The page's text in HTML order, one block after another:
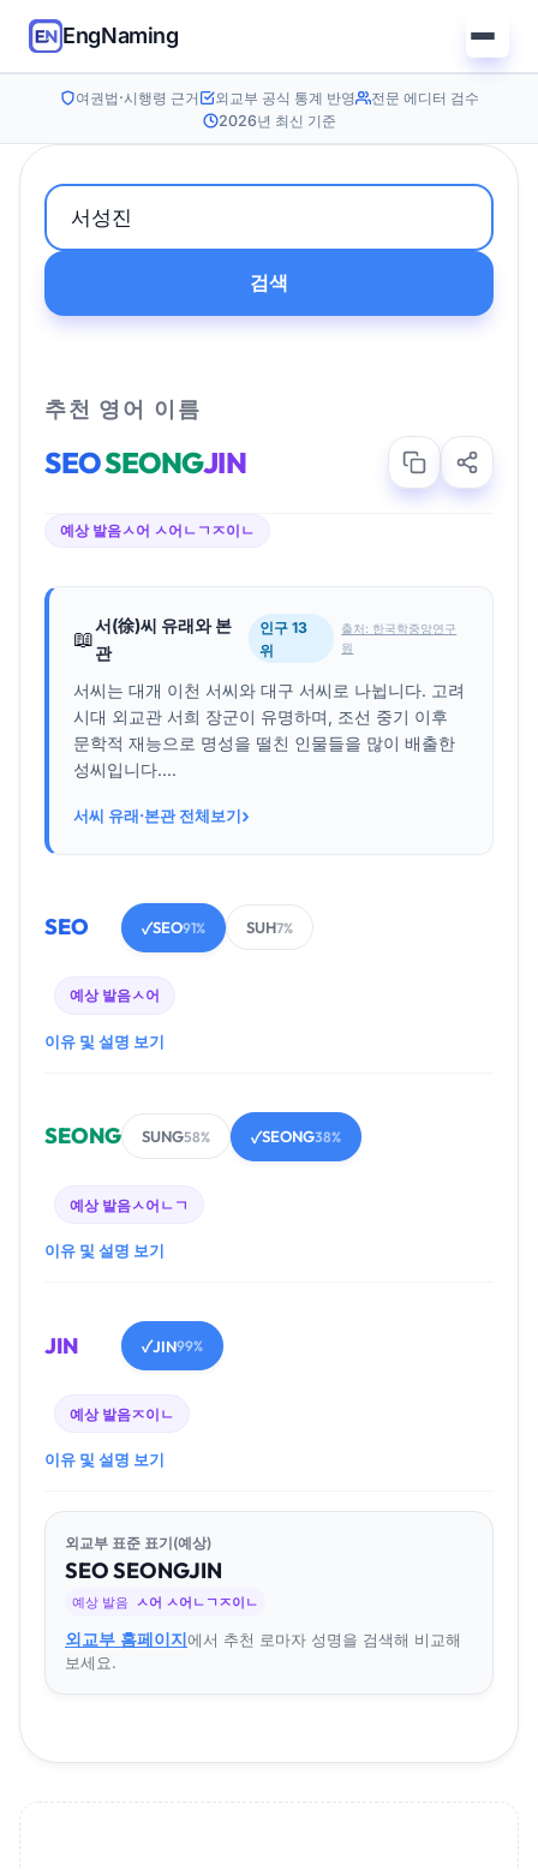
EngNaming
여권법·시행령 근거 외교부 공식 통계 반영
전문 에디터 검수
2026년 최신 기준
검색
추천 영어 이름
SEOSEONGJIN
예상 발음ㅅ어 ㅅ어ㄴㄱㅈ이ㄴ
📖
서(徐)씨 유래와 본
관
인구 13
위
출처: 한국학중앙연구
원
서씨는 대개 이천 서씨와 대구 서씨로 나뉩니다. 고려
시대 외교관 서희 장군이 유명하며, 조선 중기 이후
문학적 재능으로 명성을 떨친 인물들을 많이 배출한
성씨입니다....
서씨 유래·본관 전체보기›
SEO ✓SEO91% SUH7%
예상 발음ㅅ어
이유 및 설명 보기
SEONG SUNG58% ✓SEONG38%
예상 발음ㅅ어ㄴㄱ
이유 및 설명 보기
JIN ✓JIN99%
예상 발음ㅈ이ㄴ
이유 및 설명 보기
외교부 표준 표기(예상)
SEOSEONGJIN
예상 발음 ㅅ어 ㅅ어ㄴㄱㅈ이ㄴ
외교부 홈페이지에서 추천 로마자 성명을 검색해 비교해
보세요.